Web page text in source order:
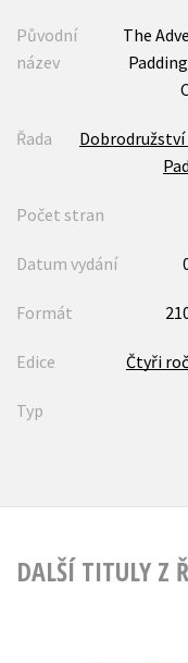
Původní
název
The
Řada
Dobrodružství
Počet stran
Datum vydání
Formát
Edice Čtyři
Typ
DALŠÍ TITULY Z